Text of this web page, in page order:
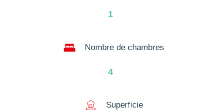
1
Nombre de chambres
4
Superficie